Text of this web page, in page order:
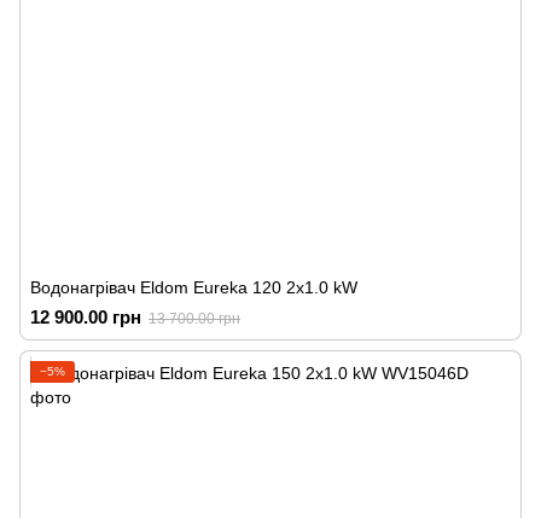
Водонагрівач Eldom Eureka 120 2x1.0 kW
12 900.00 грн 13 700.00 грн
−5%